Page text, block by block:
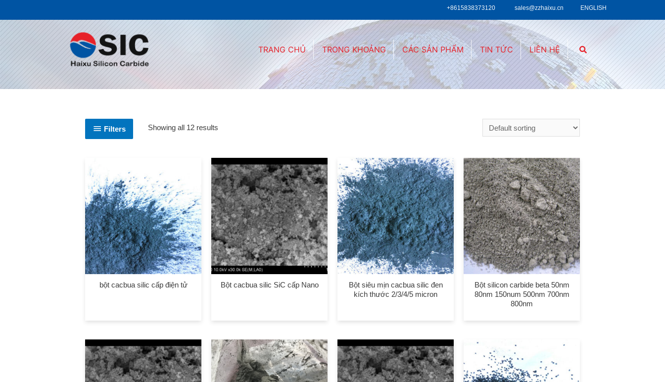
+8615838373120 sales@zzhaixu.cn ENGLISH
TRANG CHỦ TRONG KHOẢNG CÁC SẢN PHẨM TIN TỨC LIÊN HỆ
Filters Showing all 12 results
bột cacbua silic cấp điện tử Bột cacbua silic SiC cấp Nano
Bột siêu mịn cacbua silic đen
kích thước 2/3/4/5 micron
Bột silicon carbide beta 50nm
80nm 150num 500nm 700nm
800nm